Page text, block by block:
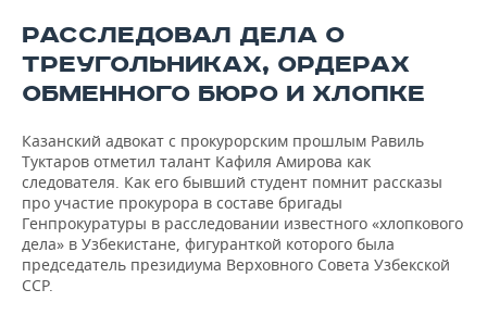
РАССЛЕДОВАЛ ДЕЛА О
ТРЕУГОЛЬНИКАХ, ОРДЕРАХ
ОБМЕННОГО БЮРО И ХЛОПКЕ
Казанский адвокат с прокурорским прошлым Равиль
Туктаров отметил талант Кафиля Амирова как
следователя. Как его бывший студент помнит рассказы
про участие прокурора в составе бригады
Генпрокуратуры в расследовании известного «хлопкового
дела» в Узбекистане, фигуранткой которого была
председатель президиума Верховного Совета Узбекской
ССР.